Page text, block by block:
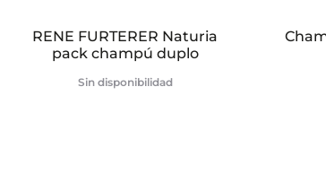
RENE FURTERER Naturia
pack champú duplo
Sin disponibilidad